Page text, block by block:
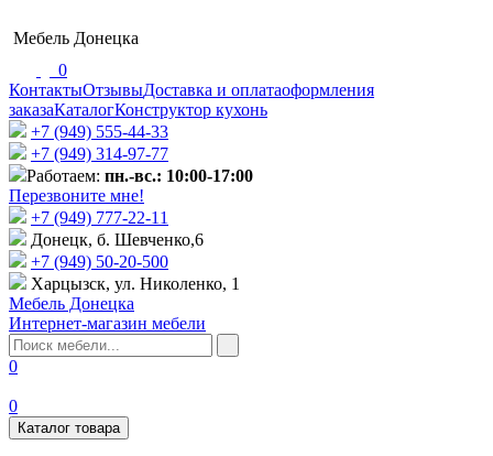
Мебель Донецка
0
КонтактыОтзывыДоставка и оплатаоформления
заказаКаталогКонструктор кухонь
+7 (949) 555-44-33
+7 (949) 314-97-77
Работаем: пн.-вс.: 10:00-17:00
Перезвоните мне!
+7 (‎949) 777-22-11
Донецк, б. Шевченко,6
+7 (949) 50-20-500
Харцызск, ул. Николенко, 1
Мебель Донецка
Интернет-магазин мебели
0
0
Каталог товара